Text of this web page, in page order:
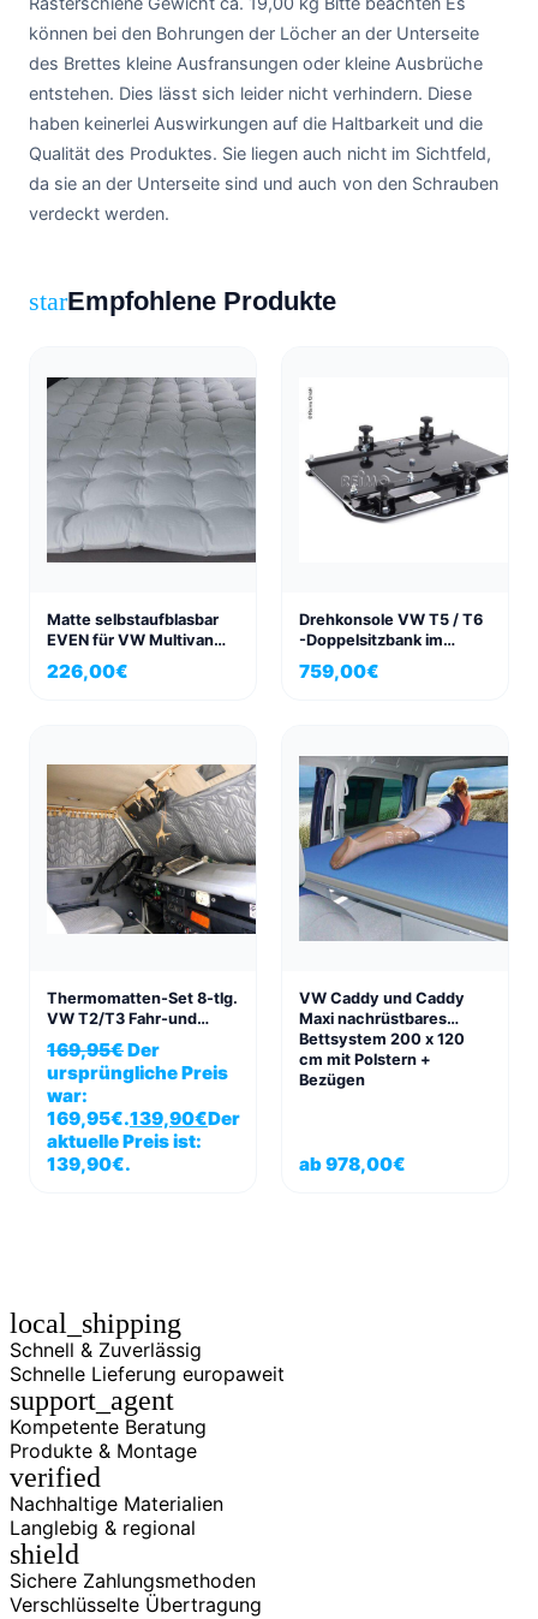
können bei den Bohrungen der Löcher an der Unterseite
des Brettes kleine Ausfransungen oder kleine Ausbrüche
entstehen. Dies lässt sich leider nicht verhindern. Diese
haben keinerlei Auswirkungen auf die Haltbarkeit und die
Qualität des Produktes. Sie liegen auch nicht im Sichtfeld,
da sie an der Unterseite sind und auch von den Schrauben
verdeckt werden.
starEmpfohlene Produkte
Matte selbstaufblasbar
EVEN für VW Multivan
und California Beach
198×152
226,00€
Drehkonsole VW T5 / T6
-Doppelsitzbank im
Fahrerhaus, mit TÜV-
Gutachten
759,00€
Thermomatten-Set 8-tlg.
VW T2/T3 Fahr-und
Wohnraum
169,95€Der
ursprüngliche Preis
war:
169,95€.139,90€Der
aktuelle Preis ist:
139,90€.
VW Caddy und Caddy
Maxi nachrüstbares
Bettsystem 200 x 120
cm mit Polstern +
Bezügen
ab978,00€
local_shipping
Schnell & Zuverlässig
Schnelle Lieferung europaweit
support_agent
Kompetente Beratung
Produkte & Montage
verified
Nachhaltige Materialien
Langlebig & regional
shield
Sichere Zahlungsmethoden
Verschlüsselte Übertragung